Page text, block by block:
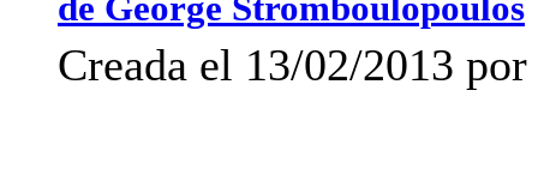
de George Stromboulopoulos
Creada el 13/02/2013